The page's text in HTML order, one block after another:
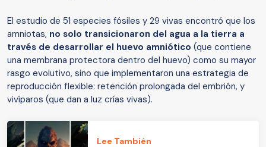
El estudio de 51 especies fósiles y 29 vivas encontró que los
amniotas, no solo transicionaron del agua a la tierra a
través de desarrollar el huevo amniótico (que contiene
una membrana protectora dentro del huevo) como su mayor
rasgo evolutivo, sino que implementaron una estrategia de
reproducción flexible: retención prolongada del embrión, y
vivíparos (que dan a luz crías vivas).
Lee También